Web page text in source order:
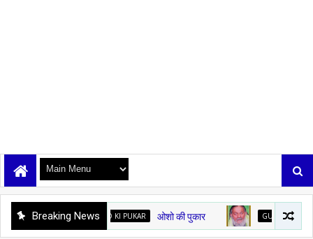
Breaking News
OSHO KI PUKAR ओशो की पुकार GURUDEV KE SANSMARAN